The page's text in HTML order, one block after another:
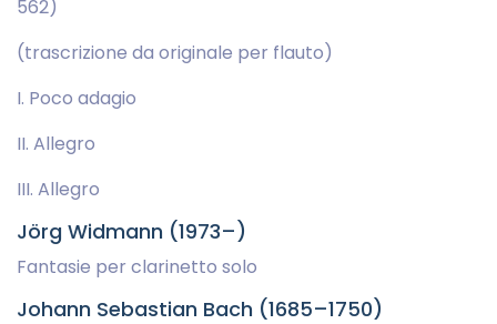
562)
(trascrizione da originale per flauto)
I. Poco adagio
II. Allegro
III. Allegro
Jörg Widmann (1973–)
Fantasie per clarinetto solo
Johann Sebastian Bach (1685–1750)